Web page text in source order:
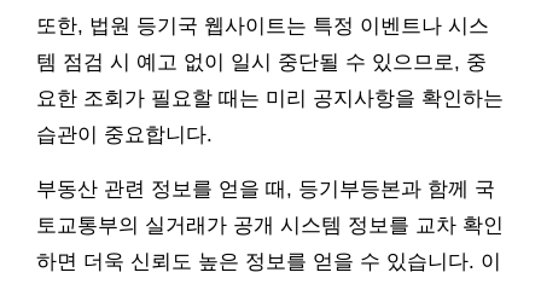
또한, 법원 등기국 웹사이트는 특정 이벤트나 시스
템 점검 시 예고 없이 일시 중단될 수 있으므로, 중
요한 조회가 필요할 때는 미리 공지사항을 확인하는
습관이 중요합니다.
부동산 관련 정보를 얻을 때, 등기부등본과 함께 국
토교통부의 실거래가 공개 시스템 정보를 교차 확인
하면 더욱 신뢰도 높은 정보를 얻을 수 있습니다. 이